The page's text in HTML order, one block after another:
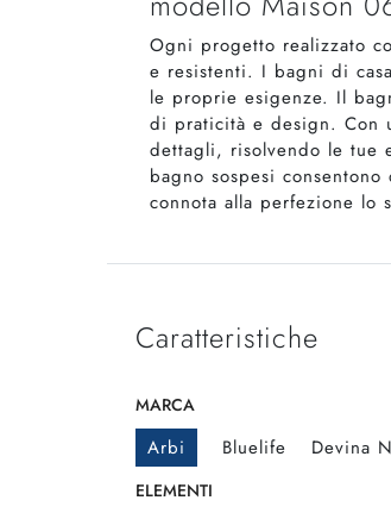
Ogni progetto realizzato
e resistenti. I bagni di
le proprie esigenze. Il
di praticità e design. Con
dettagli, risolvendo le tue
bagno sospesi
connota alla perfezione lo
Caratteristiche
MARCA
Arbi Bluelife Devina
ELEMENTI